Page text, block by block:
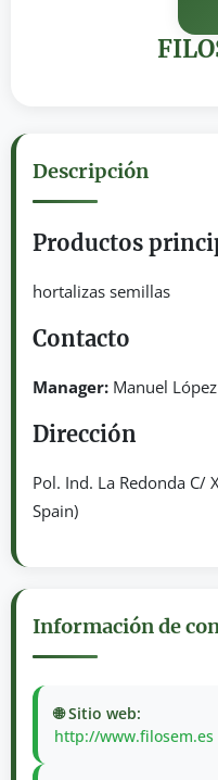
Descripción
Productos
hortalizas semillas
Contacto
Manager: Manuel López
Dirección
Pol. Ind. La Redonda C/
Spain)
Información de
🌐 Sitio web:
http://www.filosem.es